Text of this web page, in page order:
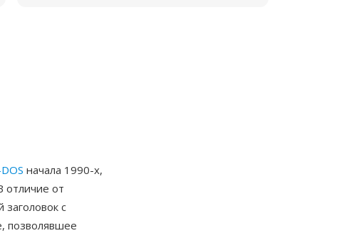
начала 1990-х,
отличие от
с
позволявшее